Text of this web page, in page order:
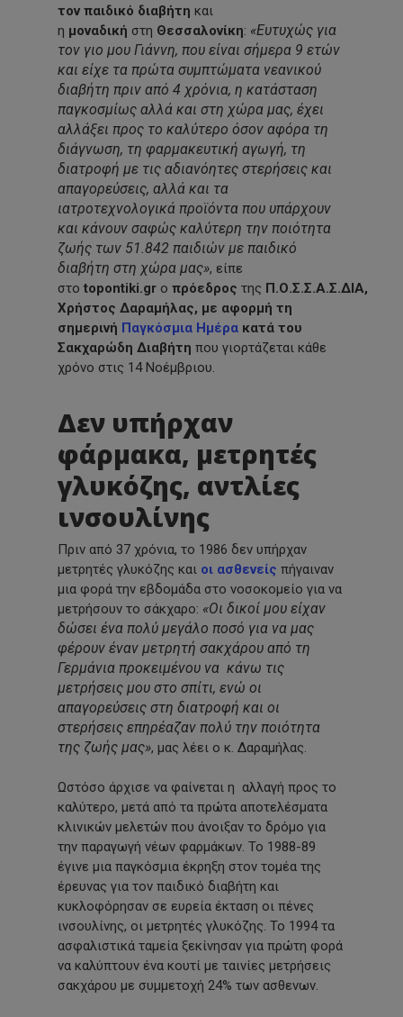
τον παιδικό διαβήτη και
η μοναδική στη Θεσσαλονίκη: «Ευτυχώς για
τον γιο μου Γιάννη, που είναι σήμερα 9 ετών
και είχε τα πρώτα συμπτώματα νεανικού
διαβήτη πριν από 4 χρόνια, η κατάσταση
παγκοσμίως αλλά και στη χώρα μας, έχει
αλλάξει προς το καλύτερο όσον αφόρα τη
διάγνωση, τη φαρμακευτική αγωγή, τη
διατροφή με τις αδιανόητες στερήσεις και
απαγορεύσεις, αλλά και τα
ιατροτεχνολογικά προϊόντα που υπάρχουν
και κάνουν σαφώς καλύτερη την ποιότητα
ζωής των 51.842 παιδιών με παιδικό
διαβήτη στη χώρα μας», είπε
στο topontiki.gr ο πρόεδρος της Π.Ο.Σ.Σ.Α.Σ.ΔΙΑ,
Χρήστος Δαραμήλας, με αφορμή τη
σημερινή Παγκόσμια Ημέρα κατά του
Σακχαρώδη Διαβήτη που γιορτάζεται κάθε
χρόνο στις 14 Νοέμβριου.
Δεν υπήρχαν
φάρμακα, μετρητές
γλυκόζης, αντλίες
ινσουλίνης
Πριν από 37 χρόνια, το 1986 δεν υπήρχαν
μετρητές γλυκόζης και οι ασθενείς πήγαιναν
μια φορά την εβδομάδα στο νοσοκομείο για να
μετρήσουν το σάκχαρο: «Οι δικοί μου είχαν
δώσει ένα πολύ μεγάλο ποσό για να μας
φέρουν έναν μετρητή σακχάρου από τη
Γερμάνια προκειμένου να κάνω τις
μετρήσεις μου στο σπίτι, ενώ οι
απαγορεύσεις στη διατροφή και οι
στερήσεις επηρέαζαν πολύ την ποιότητα
της ζωής μας», μας λέει ο κ. Δαραμήλας.
Ωστόσο άρχισε να φαίνεται η αλλαγή προς το
καλύτερο, μετά από τα πρώτα αποτελέσματα
κλινικών μελετών που άνοιξαν το δρόμο για
την παραγωγή νέων φαρμάκων. Το 1988-89
έγινε μια παγκόσμια έκρηξη στον τομέα της
έρευνας για τον παιδικό διαβήτη και
κυκλοφόρησαν σε ευρεία έκταση οι πένες
ινσουλίνης, οι μετρητές γλυκόζης. Το 1994 τα
ασφαλιστικά ταμεία ξεκίνησαν για πρώτη φορά
να καλύπτουν ένα κουτί με ταινίες μετρήσεις
σακχάρου με συμμετοχή 24% των ασθενων.